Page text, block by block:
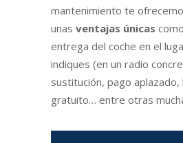
mantenimiento te
unas ventajas únicas
entrega del coche en el
indiques (en un radio
sustitución, pago aplazado,
gratuito… entre otras